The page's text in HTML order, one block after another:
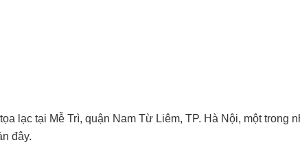
lạc tại Mễ Trì, quận Nam Từ Liêm, TP. Hà Nội, một trong
đây.